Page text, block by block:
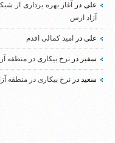
علیدر
آغاز بهره برداری از
آزاد ارس
علی در امید کمالی اقدم
سفیر در نرخ بیکاری در منطقه
سعید در نرخ بیکاری در منطقه